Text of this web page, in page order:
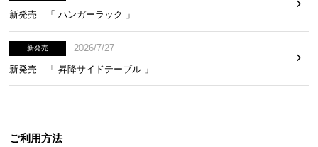
新発売 「 ハンガーラック 」
新発売
2026/7/27
新発売 「 昇降サイドテーブル 」
ご利用方法